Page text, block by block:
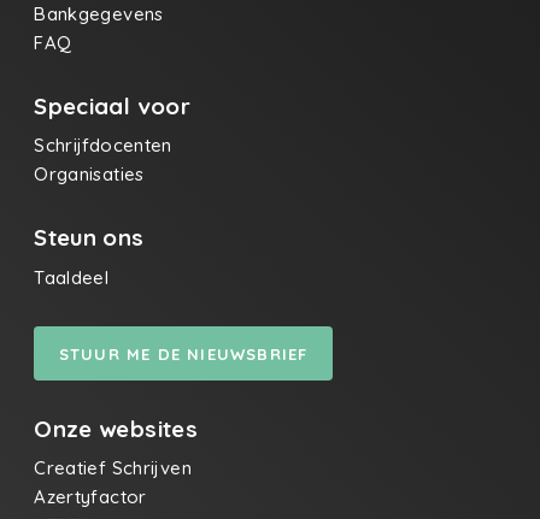
Bankgegevens
FAQ
Speciaal voor
Schrijfdocenten
Organisaties
Steun ons
Taaldeel
STUUR ME DE NIEUWSBRIEF
Onze websites
Creatief Schrijven
Azertyfactor